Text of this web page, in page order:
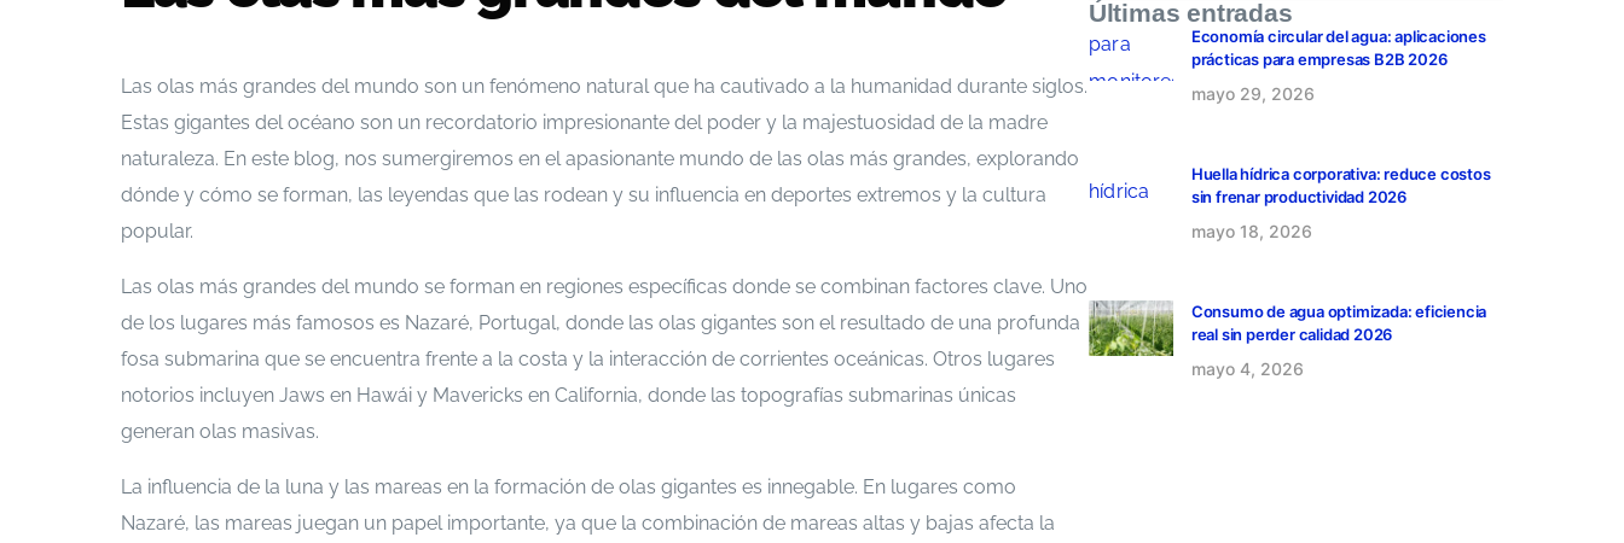
Las olas más grandes del mundo son un fenómeno natural que ha cautivado a la humanidad durante siglos.
Estas gigantes del océano son un recordatorio impresionante del poder y la majestuosidad de la madre
naturaleza. En este blog, nos sumergiremos en el apasionante mundo de las olas más grandes, explorando
dónde y cómo se forman, las leyendas que las rodean y su influencia en deportes extremos y la cultura
popular.
Las olas más grandes del mundo se forman en regiones específicas donde se combinan factores clave. Uno
de los lugares más famosos es Nazaré, Portugal, donde las olas gigantes son el resultado de una profunda
fosa submarina que se encuentra frente a la costa y la interacción de corrientes oceánicas. Otros lugares
notorios incluyen Jaws en Hawái y Mavericks en California, donde las topografías submarinas únicas
generan olas masivas.
La influencia de la luna y las mareas en la formación de olas gigantes es innegable. En lugares como
Nazaré, las mareas juegan un papel importante, ya que la combinación de mareas altas y bajas afecta la
Últimas entradas
Economía circular del agua: aplicaciones
prácticas para empresas B2B 2026
mayo 29, 2026
Huella hídrica corporativa: reduce costos
sin frenar productividad 2026
mayo 18, 2026
Consumo de agua optimizada: eficiencia
real sin perder calidad 2026
mayo 4, 2026